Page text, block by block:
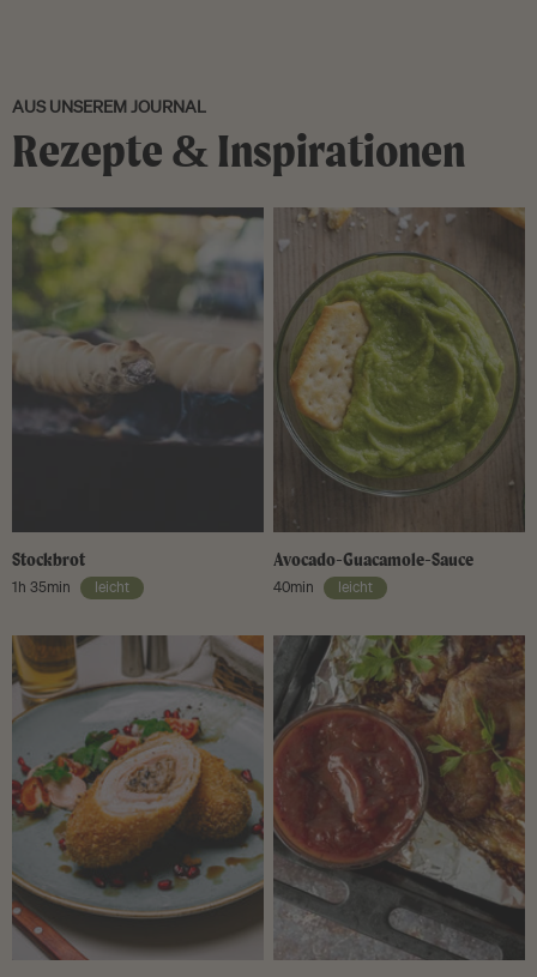
AUS UNSEREM JOURNAL
Rezepte & Inspirationen
Stockbrot
1h 35min leicht
Avocado-Guacamole-Sauce
40min leicht